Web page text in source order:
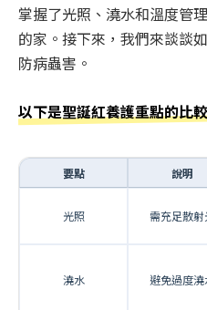
掌握了光照、澆水和溫度管
的家。接下來，我們來談談
防病蟲害。
以下是聖誕紅養護重點的比較
要點 說明
光照 需充足散射
澆水 避免過度澆